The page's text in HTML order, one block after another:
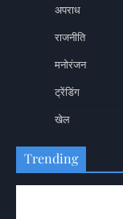
अपराध
राजनीति
मनोरंजन
ट्रेंडिंग
खेल
Trending